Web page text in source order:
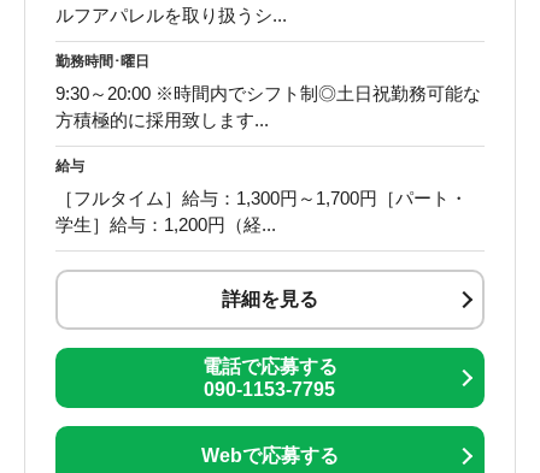
ルフアパレルを取り扱うシ...
勤務時間･曜日
9:30～20:00 ※時間内でシフト制◎土日祝勤務可能な
方積極的に採用致します...
給与
［フルタイム］給与：1,300円～1,700円［パート・
学生］給与：1,200円（経...
詳細を見る
電話で応募する
090-1153-7795
Webで応募する